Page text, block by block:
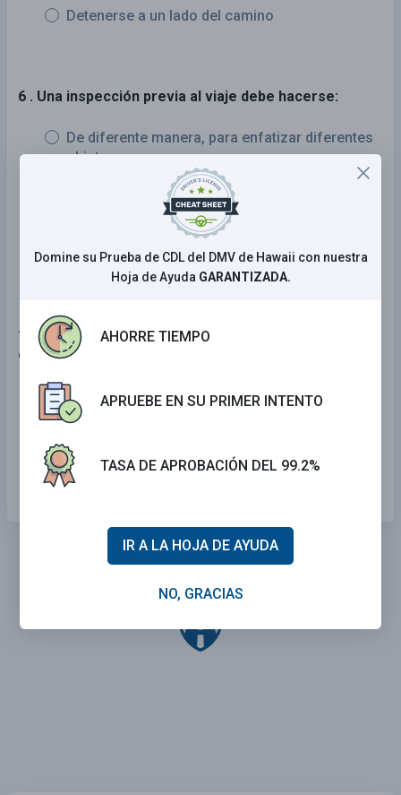
Detenerse a un lado del camino
6 . Una inspección previa al viaje debe hacerse:
De diferente manera, para enfatizar diferentes
objetos
Del mismo modo cada vez, para que sea más
difícil olvidar algo
De vez en cuando
7 . En una prueba de habilidades básicas de
conducción, se espera que usted pueda:
Estacionar en una pista o callejón.
Completar una parada de emergencia.
Domine su Prueba de CDL del DMV de Hawaii con nuestra
Hoja de Ayuda GARANTIZADA.
AHORRE TIEMPO
APRUEBE EN SU PRIMER INTENTO
TASA DE APROBACIÓN DEL 99.2%
IR A LA HOJA DE AYUDA
NO, GRACIAS